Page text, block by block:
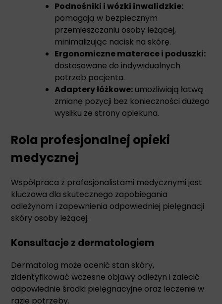
Podnośniki i wózki inwalidzkie:
pomagają w bezpiecznym
przemieszczaniu osoby leżącej,
minimalizując nacisk na skórę.
Ergonomiczne materace i poduszki:
dostosowane do indywidualnych
potrzeb pacjenta.
Adaptery łóżkowe:umożliwiają łatwą
zmianę pozycji bez konieczności dużego
wysiłku ze strony opiekuna.
Rola profesjonalnej opieki
medycznej
Współpraca z profesjonalistami medycznymi jest
kluczowa dla skutecznego zapobiegania
odleżynom i zapewnienia odpowiedniej pielęgnacji
skóry osoby leżącej.
Konsultacje z dermatologiem
Dermatolog może ocenić stan skóry,
zidentyfikować wczesne objawy odleżyn i zalecić
odpowiednie środki pielęgnacyjne oraz leczenie w
razie potrzeby.